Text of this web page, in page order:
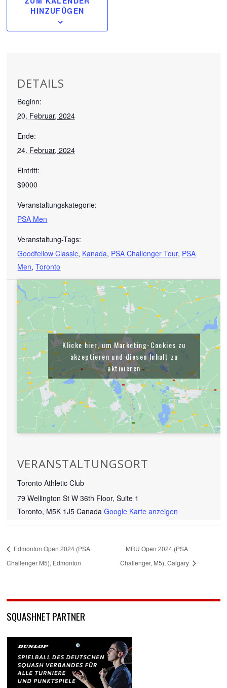
HINZUFÜGEN
DETAILS
Beginn:
20. Februar, 2024
Ende:
24. Februar, 2024
Eintritt:
$9000
Veranstaltungskategorie:
PSA Men
Veranstaltung-Tags:
Goodfellow Classic, Kanada, PSA Challenger Tour, PSA
Men,Toronto
VERANSTALTUNGSORT
Toronto Athletic Club
79 Wellington St W 36th Floor, Suite 1
Toronto, M5K 1J5 Canada Google Karte anzeigen
Klicke hier, um Marketing-Cookies zu
akzeptieren und diesen Inhalt zu
aktivieren
Edmonton Open 2024 (PSA
Challenger M5), Edmonton
MRU Open 2024 (PSA
Challenger, M5), Calgary
SQUASHNET PARTNER